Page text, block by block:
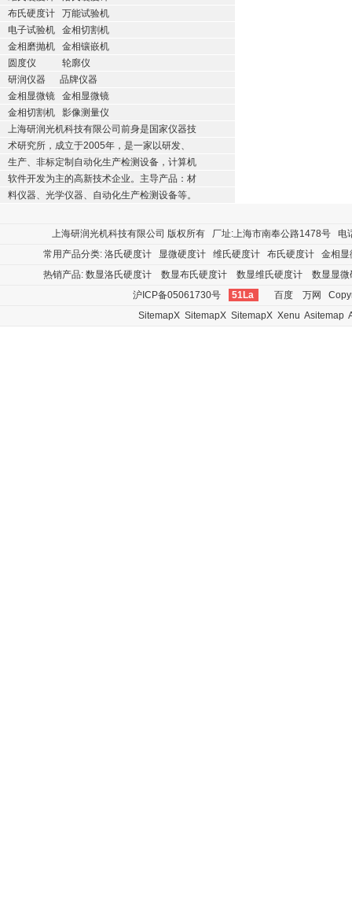
布氏硬度计
万能试验机
电子试验机
金相切割机
金相磨抛机
金相镶嵌机
圆度仪
轮廓仪
研润仪器
品牌仪器
金相显微镜
金相显微镜
金相切割机
影像测量仪
上海研润光机科技有限公司前身是国家仪器技
术研究所，成立于2005年，是一家以研发、
生产、非标定制自动化生产检测设备，计算机
软件开发为主的高新技术企业。主导产品：材
料仪器、光学仪器、自动化生产检测设备等。
上海研润光机科技有限公司 版权所有 厂址:上海市南奉公路1478号
常用产品分类: 洛氏硬度计 显微硬度计 维氏硬度计 布氏硬度计
金相显
热销产品: 数显洛氏硬度计 数显布氏硬度计 数显维氏硬度计
数显显微
沪ICP备05061730号
51La 百度 万网
SitemapX SitemapX SitemapX Xenu Asitemap